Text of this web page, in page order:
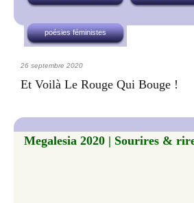
poésies féministes
26 septembre 2020
Et Voilà Le Rouge Qui Bouge !
Megalesia 2020 | Sourires &